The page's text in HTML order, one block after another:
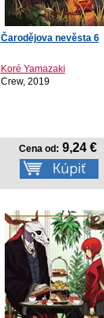
Čarodějova nevěsta 6
Koré Yamazaki
Crew, 2019
Cena od: 9,24 €